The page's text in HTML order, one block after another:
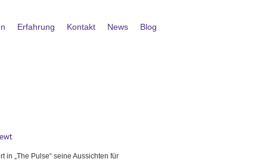
Erfahrung Kontakt News Blog
in „The Pulse“ seine Aussichten für